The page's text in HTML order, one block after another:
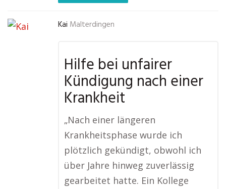
Kai Malterdingen
Hilfe bei unfairer
Kündigung nach einer
Krankheit
„Nach einer längeren
Krankheitsphase wurde ich
plötzlich gekündigt, obwohl ich
über Jahre hinweg zuverlässig
gearbeitet hatte. Ein Kollege